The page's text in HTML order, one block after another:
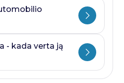
nuo kompiuterines
papildomais
- kada verta ją